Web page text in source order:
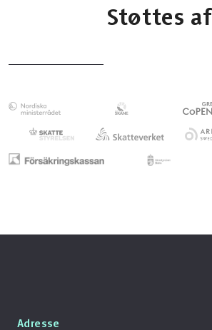
Støttes af
Adresse